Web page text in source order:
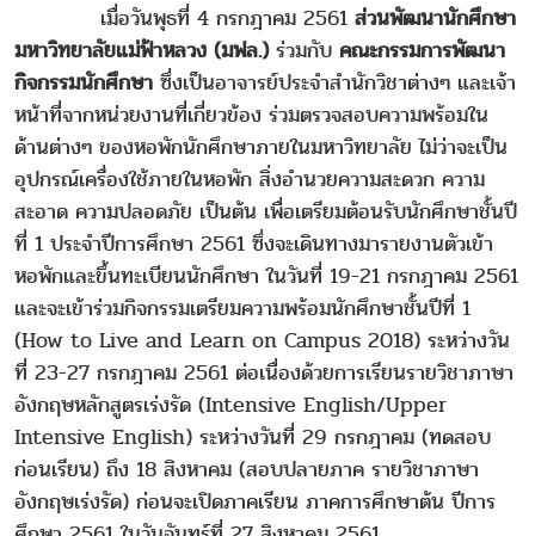
เมื่อวันพุธที่ 4 กรกฎาคม 2561 ส่วนพัฒนานักศึกษา
มหาวิทยาลัยแม่ฟ้าหลวง (มฟล.)ร่วมกับ คณะกรรมการพัฒนา
กิจกรรมนักศึกษา ซึ่งเป็นอาจารย์ประจำสำนักวิชาต่างๆ และเจ้า
หน้าที่จากหน่วยงานที่เกี่ยวข้อง ร่วมตรวจสอบความพร้อมใน
ด้านต่างๆ ของหอพักนักศึกษาภายในมหาวิทยาลัย ไม่ว่าจะเป็น
อุปกรณ์เครื่องใช้ภายในหอพัก สิ่งอำนวยความสะดวก ความ
สะอาด ความปลอดภัย เป็นต้น เพื่อเตรียมต้อนรับนักศึกษาชั้นปี
ที่ 1 ประจำปีการศึกษา 2561 ซึ่งจะเดินทางมารายงานตัวเข้า
หอพักและขึ้นทะเบียนนักศึกษา ในวันที่ 19-21 กรกฎาคม 2561
และจะเข้าร่วมกิจกรรมเตรียมความพร้อมนักศึกษาชั้นปีที่ 1
(How to Live and Learn on Campus 2018) ระหว่างวัน
ที่ 23-27 กรกฎาคม 2561 ต่อเนื่องด้วยการเรียนรายวิชาภาษา
อังกฤษหลักสูตรเร่งรัด (Intensive English/Upper
Intensive English) ระหว่างวันที่ 29 กรกฎาคม (ทดสอบ
ก่อนเรียน) ถึง 18 สิงหาคม (สอบปลายภาค รายวิชาภาษา
อังกฤษเร่งรัด) ก่อนจะเปิดภาคเรียน ภาคการศึกษาต้น ปีการ